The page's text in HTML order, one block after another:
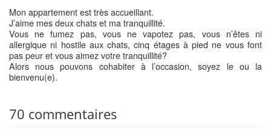
Mon appartement est très accueillant.
J’aime mes deux chats et ma tranquillité.
Vous ne fumez pas, vous ne vapotez pas, vous n’êtes ni
allergique ni hostile aux chats, cinq étages à pied ne vous font
pas peur et vous aimez votre tranquillité?
Alors nous pouvons cohabiter à l’occasion, soyez le ou la
bienvenu(e).
70 commentaires